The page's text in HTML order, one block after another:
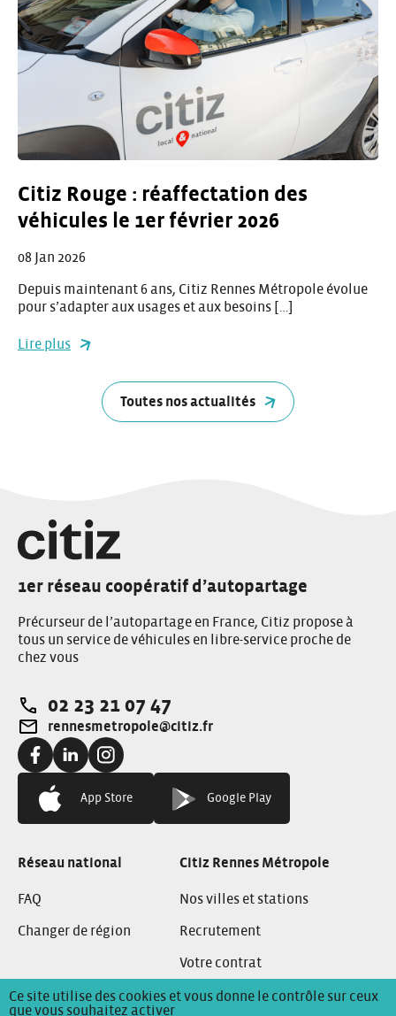
Citiz Rouge : réaffectation des
véhicules le 1er février 2026
08 Jan 2026
Depuis maintenant 6 ans, Citiz Rennes Métropole évolue
pour s’adapter aux usages et aux besoins […]
Lire plus
Toutes nos actualités
1er réseau coopératif d’autopartage
Précurseur de l’autopartage en France, Citiz propose à
tous un service de véhicules en libre-service proche de
chez vous
Téléphone:
02 23 21 07 47
Adresse e-mail:
rennesmetropole@citiz.fr
Facebook:Linkedin:instagram:
App Store Google Play
Réseau national
FAQ
Changer de région
Citiz Rennes Métropole
Nos villes et stations
Recrutement
Votre contrat
Ce site utilise des cookies et vous donne le contrôle sur ceux
que vous souhaitez activer